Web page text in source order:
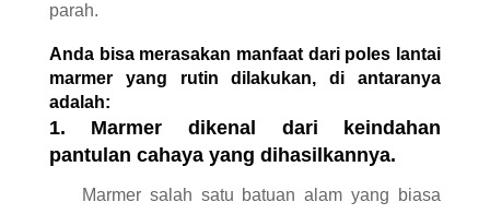
parah.
Anda bisa merasakan manfaat dari poles lantai
marmer yang rutin dilakukan, di antaranya
adalah:
1. Marmer dikenal dari keindahan
pantulan cahaya yang dihasilkannya.
Marmer salah satu batuan alam yang biasa